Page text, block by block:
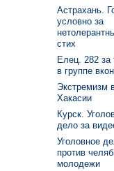
Астрахань.
условно за
стих
Елец. 282 за
в группе
Экстремизм
Хакасии
Курск.
дело за
Уголовное
против
молодежи